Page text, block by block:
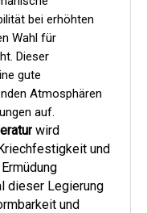
bei erhöhten
Wahl für
Dieser
gute
Atmosphären
auf.
wird
und
dieser Legierung
und